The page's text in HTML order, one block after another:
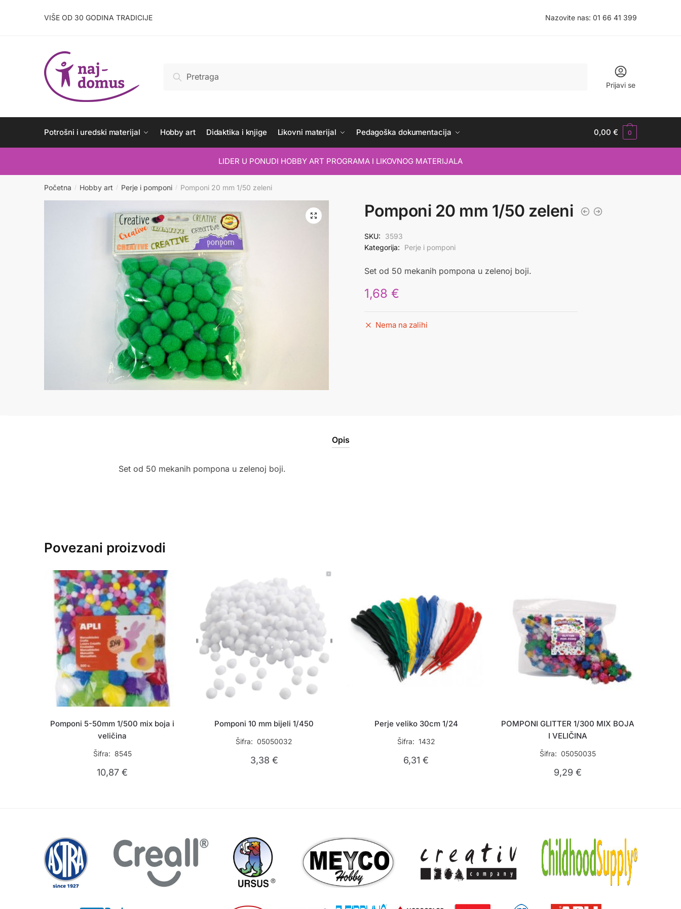
VIŠE OD 30 GODINA TRADICIJE Nazovite nas: 01 66 41 399
Pretraži
Prijavi se
Potrošni i uredski materijal Hobby art Didaktika i knjige Likovni materijal Pedagoška dokumentacija 0,00€ 0
LIDER U PONUDI HOBBY ART PROGRAMA I LIKOVNOG MATERIJALA
Početna / Hobby art / Perje i pomponi / Pomponi 20 mm 1/50 zeleni
Pomponi 20 mm 1/50 zeleni
SKU:
3593
Kategorija:
Perje i pomponi
Set od 50 mekanih pompona u zelenoj boji.
1,68 €
Nema na zalihi
Opis
Set od 50 mekanih pompona u zelenoj boji.
Povezani proizvodi
Pomponi 5-50mm 1/500 mix boja i
veličina
Šifra: 8545
10,87€
Pomponi 10 mm bijeli 1/450
Šifra: 05050032
3,38 €
Perje veliko 30cm 1/24
Šifra: 1432
6,31€
POMPONI GLITTER 1/300 MIX BOJA
I VELIČINA
Šifra: 05050035
9,29€